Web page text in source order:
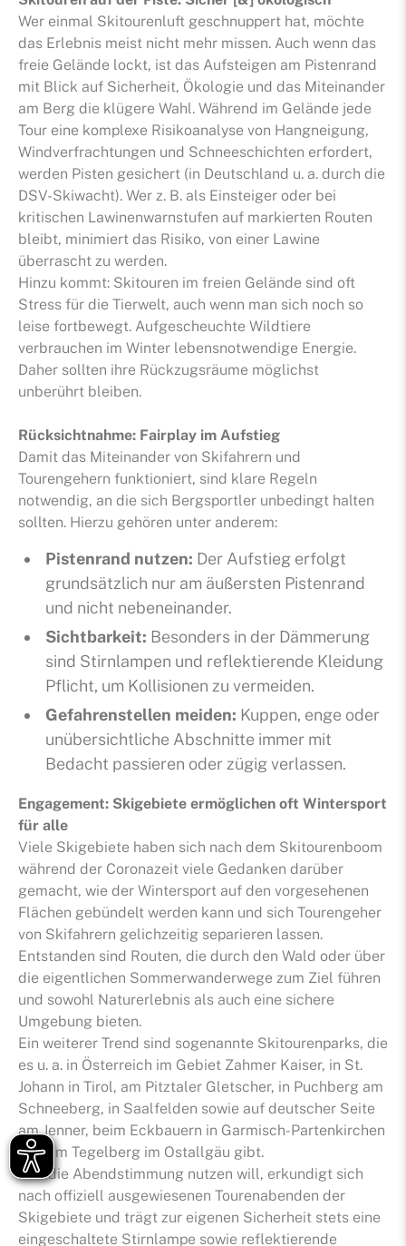
Wer einmal Skitourenluft geschnuppert hat, möchte
das Erlebnis meist nicht mehr missen. Auch wenn das
freie Gelände lockt, ist das Aufsteigen am Pistenrand
mit Blick auf Sicherheit, Ökologie und das Miteinander
am Berg die klügere Wahl. Während im Gelände jede
Tour eine komplexe Risikoanalyse von Hangneigung,
Windverfrachtungen und Schneeschichten erfordert,
werden Pisten gesichert (in Deutschland u. a. durch die
DSV-Skiwacht). Wer z. B. als Einsteiger oder bei
kritischen Lawinenwarnstufen auf markierten Routen
bleibt, minimiert das Risiko, von einer Lawine
überrascht zu werden.
Hinzu kommt: Skitouren im freien Gelände sind oft
Stress für die Tierwelt, auch wenn man sich noch so
leise fortbewegt. Aufgescheuchte Wildtiere
verbrauchen im Winter lebensnotwendige Energie.
Daher sollten ihre Rückzugsräume möglichst
unberührt bleiben.
Rücksichtnahme: Fairplay im Aufstieg
Damit das Miteinander von Skifahrern und
Tourengehern funktioniert, sind klare Regeln
notwendig, an die sich Bergsportler unbedingt halten
sollten. Hierzu gehören unter anderem:
Pistenrand nutzen: Der Aufstieg erfolgt
grundsätzlich nur am äußersten Pistenrand
und nicht nebeneinander.
Sichtbarkeit: Besonders in der Dämmerung
sind Stirnlampen und reflektierende Kleidung
Pflicht, um Kollisionen zu vermeiden.
Gefahrenstellen meiden: Kuppen, enge oder
unübersichtliche Abschnitte immer mit
Bedacht passieren oder zügig verlassen.
Engagement: Skigebiete ermöglichen oft Wintersport
für alle
Viele Skigebiete haben sich nach dem Skitourenboom
während der Coronazeit viele Gedanken darüber
gemacht, wie der Wintersport auf den vorgesehenen
Flächen gebündelt werden kann und sich Tourengeher
von Skifahrern gelichzeitig separieren lassen.
Entstanden sind Routen, die durch den Wald oder über
die eigentlichen Sommerwanderwege zum Ziel führen
und sowohl Naturerlebnis als auch eine sichere
Umgebung bieten.
Ein weiterer Trend sind sogenannte Skitourenparks, die
es u. a. in Österreich im Gebiet Zahmer Kaiser, in St.
Johann in Tirol, am Pitztaler Gletscher, in Puchberg am
Schneeberg, in Saalfelden sowie auf deutscher Seite
am Jenner, beim Eckbauern in Garmisch-Partenkirchen
und am Tegelberg im Ostallgäu gibt.
Wer die Abendstimmung nutzen will, erkundigt sich
nach offiziell ausgewiesenen Tourenabenden der
Skigebiete und trägt zur eigenen Sicherheit stets eine
eingeschaltete Stirnlampe sowie reflektierende